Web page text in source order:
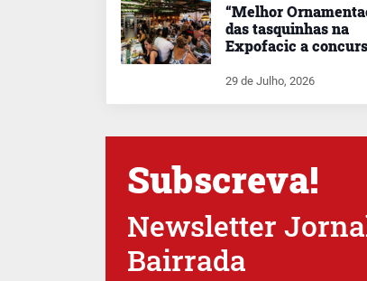
“Melhor
das tasquinhas na
Expofacic a
29 de Julho, 2026
Subscreva!
Newsletter
Bairrada